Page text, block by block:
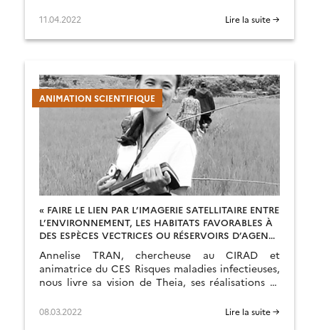
11.04.2022 Lire la suite →
ANIMATION SCIENTIFIQUE
« FAIRE LE LIEN PAR L’IMAGERIE SATELLITAIRE ENTRE
L’ENVIRONNEMENT, LES HABITATS FAVORABLES À
DES ESPÈCES VECTRICES OU RÉSERVOIRS D’AGENTS
ANIMALES À RISQUE »
Annelise TRAN, chercheuse au CIRAD et
animatrice du CES Risques maladies infectieuses,
nous livre sa vision de Theia, ses réalisations et
08.03.2022 Lire la suite →